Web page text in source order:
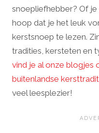
snoepliefhebber? Of
hoop dat je het leuk
kerstsnoep te lezen.
tradities, kersteten en
vind je al onze blogjes
buitenlandse
veel leesplezier!